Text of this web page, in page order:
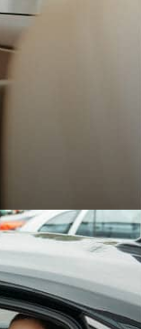
dédié aux
et à vos
une réunion
ponctuel, discret